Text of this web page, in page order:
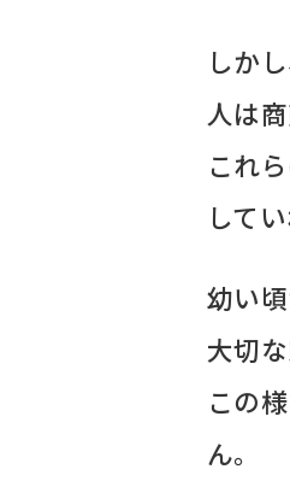
しか
人は
これ
して
幼い
大切
この
ん。